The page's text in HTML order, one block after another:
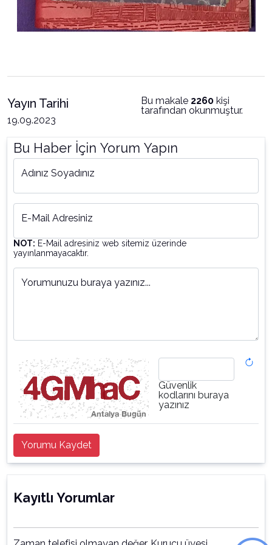
Yayın Tarihi
19.09.2023
Bu makale 2260 kişi
tarafından okunmuştur.
Bu Haber İçin Yorum Yapın
Adınız Soyadınız
E-Mail Adresiniz
NOT: E-Mail adresiniz web sitemiz üzerinde
yayınlanmayacaktır.
Yorumunuzu buraya yazınız...
Güvenlik
kodlarını buraya
yazınız
Yorumu Kaydet
Kayıtlı Yorumlar